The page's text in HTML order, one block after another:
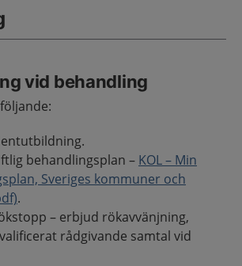
vid behandling
behandlingsplan – KOL – Min
Sveriges kommuner och
.
– erbjud rökavvänjning,
rådgivande samtal vid